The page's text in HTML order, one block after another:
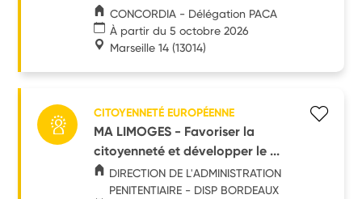
CONCORDIA - Délégation PACA
À partir du 5 octobre 2026
Marseille 14 (13014)
CITOYENNETÉ EUROPÉENNE
MA LIMOGES - Favoriser la
citoyenneté et développer le ...
DIRECTION DE L'ADMINISTRATION
PENITENTIAIRE - DISP BORDEAUX